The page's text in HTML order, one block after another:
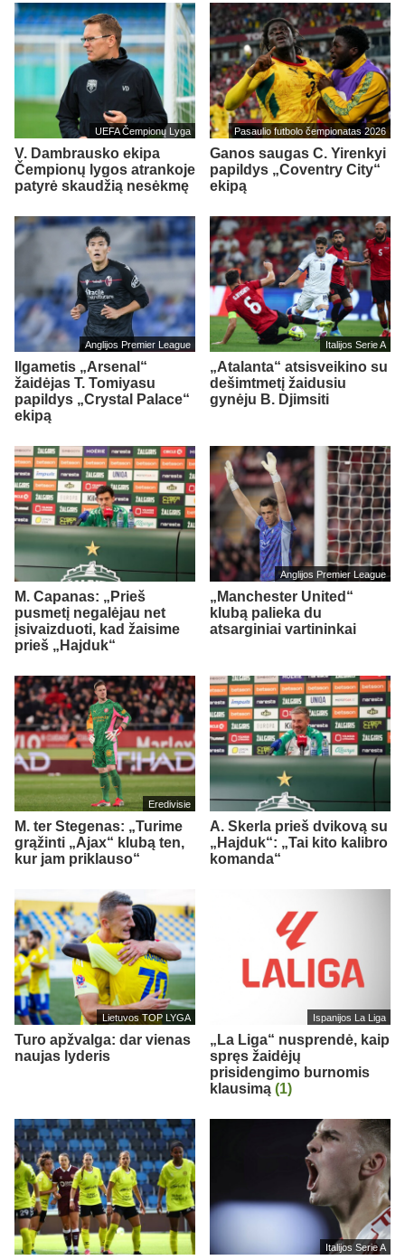
UEFA Čempionų Lyga
V. Dambrausko ekipa
Čempionų lygos atrankoje
patyrė skaudžią nesėkmę
Pasaulio futbolo čempionatas 2026
Ganos saugas C. Yirenkyi
papildys „Coventry City“
ekipą
Anglijos Premier League
Ilgametis „Arsenal“
žaidėjas T. Tomiyasu
papildys „Crystal Palace“
ekipą
Italijos Serie A
„Atalanta“ atsisveikino su
dešimtmetį žaidusiu
gynėju B. Djimsiti
M. Capanas: „Prieš
pusmetį negalėjau net
įsivaizduoti, kad žaisime
prieš „Hajduk“
Anglijos Premier League
„Manchester United“
klubą palieka du
atsarginiai vartininkai
Eredivisie
M. ter Stegenas: „Turime
grąžinti „Ajax“ klubą ten,
kur jam priklauso“
A. Skerla prieš dvikovą su
„Hajduk“: „Tai kito kalibro
komanda“
Lietuvos TOP LYGA
Turo apžvalga: dar vienas
naujas lyderis
Ispanijos La Liga
„La Liga“ nusprendė, kaip
spręs žaidėjų
prisidengimo burnomis
klausimą (1)
Italijos Serie A